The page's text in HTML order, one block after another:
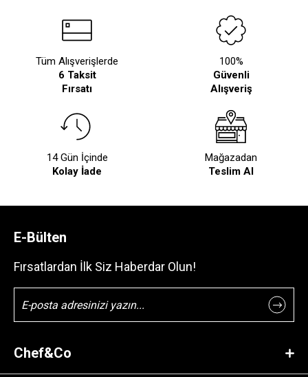
Tüm Alışverişlerde
6 Taksit
Fırsatı
100%
Güvenli
Alışveriş
14 Gün İçinde
Kolay İade
Mağazadan
Teslim Al
E-Bülten
Fırsatlardan İlk Siz Haberdar Olun!
Chef&Co